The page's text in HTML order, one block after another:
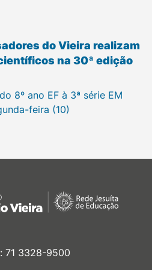
do Vieira realizam
na 30ª edição
8º ano EF à 3ª série EM
feira (10)
71 3328-9500